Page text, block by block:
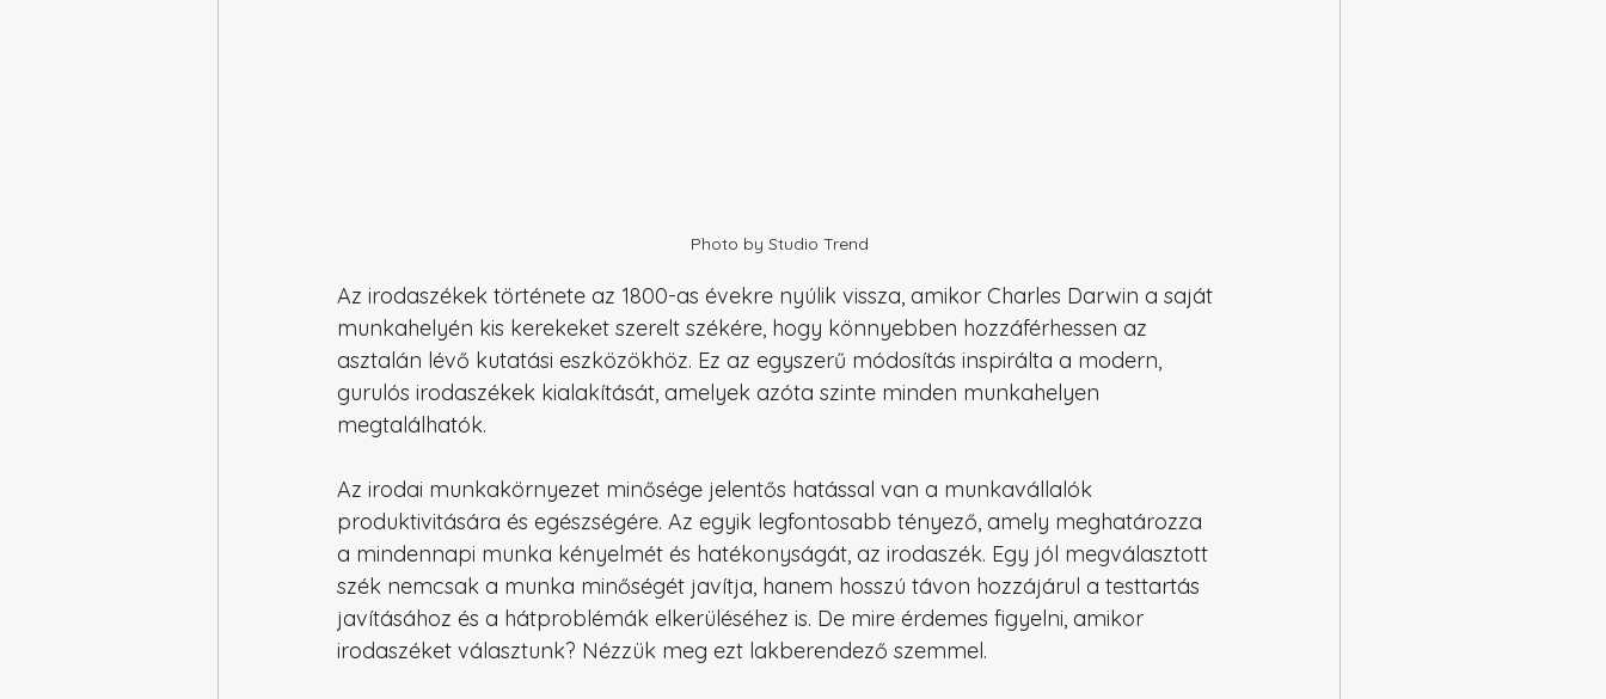
Photo by Studio Trend
Az irodaszékek története az 1800-as évekre nyúlik vissza, amikor Charles Darwin a saját
munkahelyén kis kerekeket szerelt székére, hogy könnyebben hozzáférhessen az
asztalán lévő kutatási eszközökhöz. Ez az egyszerű módosítás inspirálta a modern,
gurulós irodaszékek kialakítását, amelyek azóta szinte minden munkahelyen
megtalálhatók.
Az irodai munkakörnyezet minősége jelentős hatással van a munkavállalók
produktivitására és egészségére. Az egyik legfontosabb tényező, amely meghatározza
a mindennapi munka kényelmét és hatékonyságát, az irodaszék. Egy jól megválasztott
szék nemcsak a munka minőségét javítja, hanem hosszú távon hozzájárul a testtartás
javításához és a hátproblémák elkerüléséhez is. De mire érdemes figyelni, amikor
irodaszéket választunk? Nézzük meg ezt lakberendező szemmel.